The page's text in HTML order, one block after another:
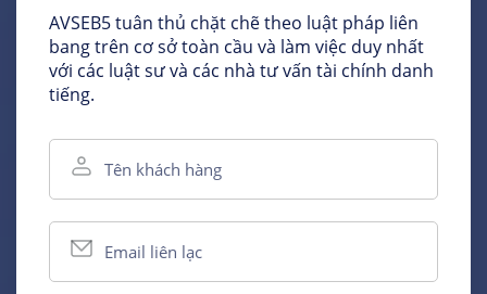
AVSEB5 tuân thủ chặt chẽ theo luật pháp liên
bang trên cơ sở toàn cầu và làm việc duy nhất
với các luật sư và các nhà tư vấn tài chính danh
tiếng.